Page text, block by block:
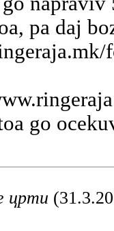
pa daj
go
црти